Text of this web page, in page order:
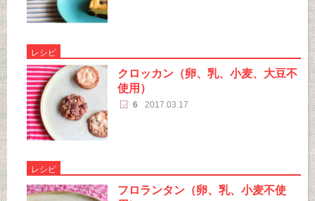
レシピ
クロッカン（卵、乳、小麦、大豆不
使用）
6 2017.03.17
レシピ
フロランタン（卵、乳、小麦不使